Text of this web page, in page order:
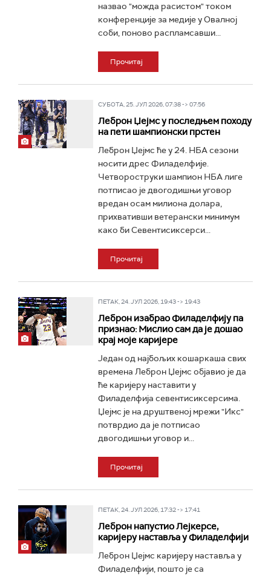
назвао "можда расистом" током
конференције за медије у Овалној
соби, поново распламсавши...
Прочитај
СУБОТА, 25. ЈУЛ 2026, 07:38 -> 07:56
Леброн Џејмс у последњем походу
на пети шампионски прстен
Леброн Џејмс ће у 24. НБА сезони
носити дрес Филаделфије.
Четвороструки шампион НБА лиге
потписао је двогодишњи уговор
вредан осам милиона долара,
прихвативши ветерански минимум
како би Севентисиксерси...
Прочитај
ПЕТАК, 24. ЈУЛ 2026, 19:43 -> 19:43
Леброн изабрао Филаделфију па
признао: Мислио сам да је дошао
крај моје каријере
Један од најбољих кошаркаша свих
времена Леброн Џејмс објавио је да
ће каријеру наставити у
Филаделфија севентисиксерсима.
Џејмс је на друштвеној мрежи "Икс"
потврдио да је потписао
двогодишњи уговор и...
Прочитај
ПЕТАК, 24. ЈУЛ 2026, 17:32 -> 17:41
Леброн напустио Лејкерсе,
каријеру наставља у Филаделфији
Леброн Џејмс каријеру наставља у
Филаделфији, пошто је са